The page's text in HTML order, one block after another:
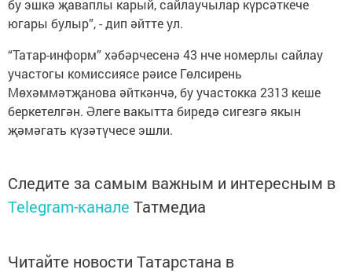
бу эшкә җаваплы карый, сайлаучылар күрсәткече
югары булыр”, - дип әйтте ул.
“Татар-информ” хәбәрчесенә 43 нче номерлы сайлау
участогы комиссиясе рәисе Гөлсирень
Мөхәммәтҗанова әйткәнчә, бу участокка 2313 кеше
беркетелгән. Әлеге вакытта биредә сигезгә якын
җәмәгать күзәтүчесе эшли.
Следите за самым важным и интересным в
Telegram-канале Татмедиа
Читайте новости Татарстана в